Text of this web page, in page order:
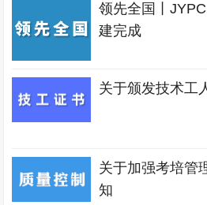
领先全国丨
建完成
关于颁发技术工
关于加强考培管
知